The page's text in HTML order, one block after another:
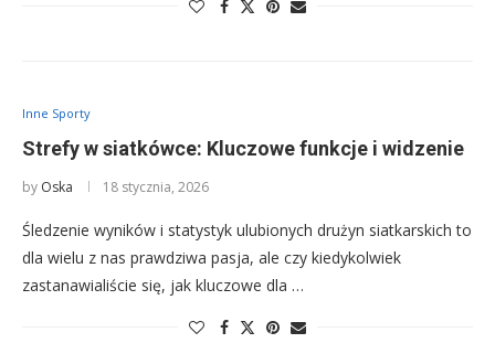
Inne Sporty
Strefy w siatkówce: Kluczowe funkcje i widzenie
by Oska 18 stycznia, 2026
Śledzenie wyników i statystyk ulubionych drużyn siatkarskich to
dla wielu z nas prawdziwa pasja, ale czy kiedykolwiek
zastanawialiście się, jak kluczowe dla …